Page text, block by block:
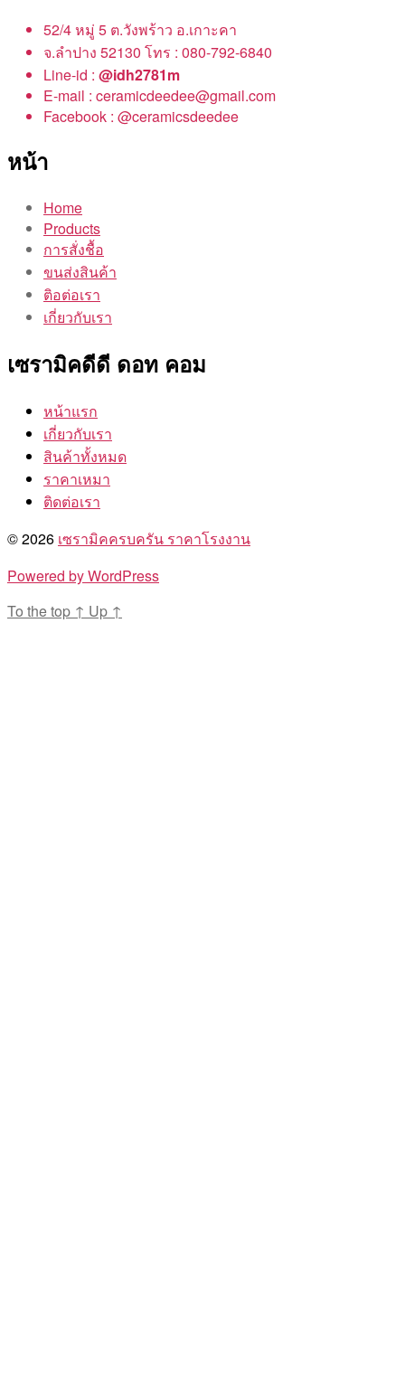
52/4 หมู่ 5 ต.วังพร้าว อ.เกาะคา
จ.ลำปาง 52130 โทร : 080-792-6840
Line-id : @idh2781m
E-mail : ceramicdeedee@gmail.com
Facebook : @ceramicsdeedee
หน้า
Home
Products
การสั่งชื้อ
ขนส่งสินค้า
ติอต่อเรา
เกี่ยวกับเรา
เซรามิคดีดี ดอท คอม
หน้าแรก
เกี่ยวกับเรา
สินค้าทั้งหมด
ราคาเหมา
ติดต่อเรา
© 2026 เซรามิคครบครัน ราคาโรงงาน
Powered by WordPress
To the top ↑ Up ↑